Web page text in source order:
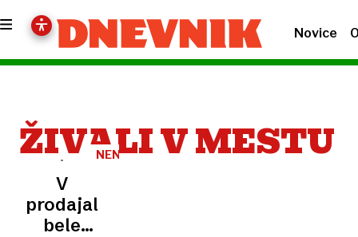
Novice
ŽIVALI V MESTU
NENAVADNE
V
prodajalno
bele